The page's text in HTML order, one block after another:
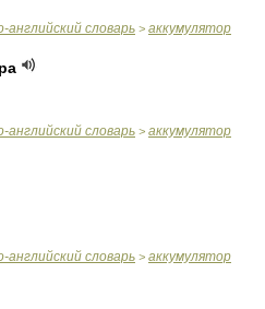
английский словарь > аккумулятор
английский словарь > аккумулятор
английский словарь > аккумулятор